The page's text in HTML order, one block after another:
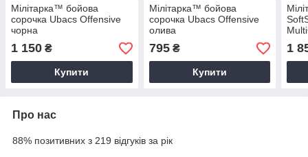
Мілітарка™ бойова
сорочка Ubacs Оffensive
чорна
1 150 ₴
Купити
Мілітарка™ бойова
сорочка Ubacs Оffensive
олива
795₴
Купити
1
Про нас
88% позитивних з 219 відгуків за рік